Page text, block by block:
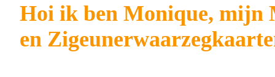
Hoi ik ben Monique, mijn
en